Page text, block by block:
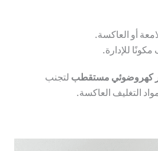
أو العاكسة.
للإدارة.
كهروضوئي مستقطب لتجنب
التغليف العاكسة.